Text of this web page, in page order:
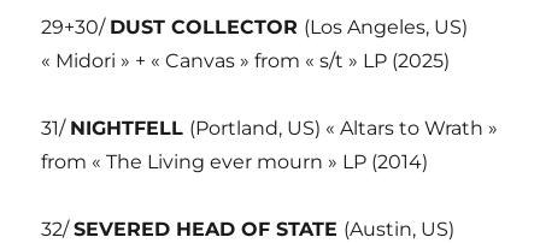
29+30/ DUST COLLECTOR (Los Angeles, US)
« Midori » + « Canvas » from « s/t » LP (2025)
31/ NIGHTFELL (Portland, US) « Altars to Wrath »
from « The Living ever mourn » LP (2014)
32/SEVERED HEAD OF STATE (Austin, US)